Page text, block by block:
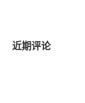
近期评论